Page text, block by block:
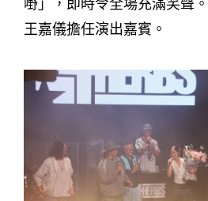
嘢」，即時令全場充滿笑聲
王嘉儀擔任演出嘉賓。